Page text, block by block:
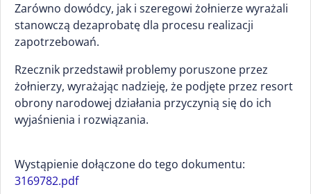
Zarówno dowódcy, jak i szeregowi żołnierze wyrażali
stanowczą dezaprobatę dla procesu realizacji
zapotrzebowań.
Rzecznik przedstawił problemy poruszone przez
żołnierzy, wyrażając nadzieję, że podjęte przez resort
obrony narodowej działania przyczynią się do ich
wyjaśnienia i rozwiązania.
Wystąpienie dołączone do tego dokumentu:
3169782.pdf